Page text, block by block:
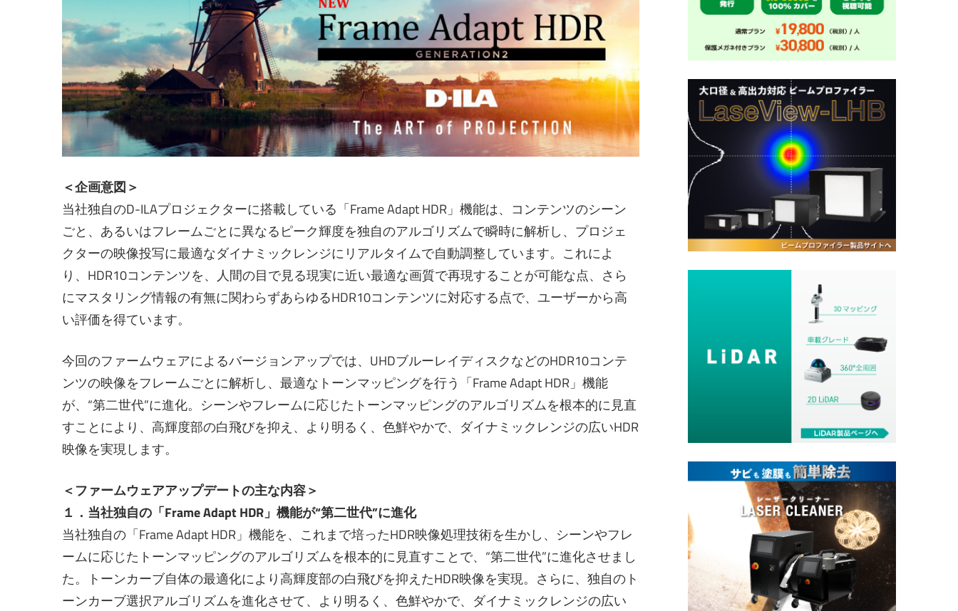
＜企画意図＞
当社独自のD-ILAプロジェクターに搭載している「Frame Adapt HDR」機能は、コンテンツのシーン
ごと、あるいはフレームごとに異なるピーク輝度を独自のアルゴリズムで瞬時に解析し、プロジェ
クターの映像投写に最適なダイナミックレンジにリアルタイムで自動調整しています。これによ
り、HDR10コンテンツを、人間の目で見る現実に近い最適な画質で再現することが可能な点、さら
にマスタリング情報の有無に関わらずあらゆるHDR10コンテンツに対応する点で、ユーザーから高
い評価を得ています。
今回のファームウェアによるバージョンアップでは、UHDブルーレイディスクなどのHDR10コンテ
ンツの映像をフレームごとに解析し、最適なトーンマッピングを行う「Frame Adapt HDR」機能
が、“第二世代”に進化。シーンやフレームに応じたトーンマッピングのアルゴリズムを根本的に見直
すことにより、高輝度部の白飛びを抑え、より明るく、色鮮やかで、ダイナミックレンジの広いHDR
映像を実現します。
＜ファームウェアアップデートの主な内容＞
１．当社独自の「Frame Adapt HDR」機能が“第二世代”に進化
当社独自の「Frame Adapt HDR」機能を、これまで培ったHDR映像処理技術を生かし、シーンやフレ
ームに応じたトーンマッピングのアルゴリズムを根本的に見直すことで、“第二世代”に進化させまし
た。トーンカーブ自体の最適化により高輝度部の白飛びを抑えたHDR映像を実現。さらに、独自のト
ーンカーブ選択アルゴリズムを進化させて、より明るく、色鮮やかで、ダイナミックレンジの広い